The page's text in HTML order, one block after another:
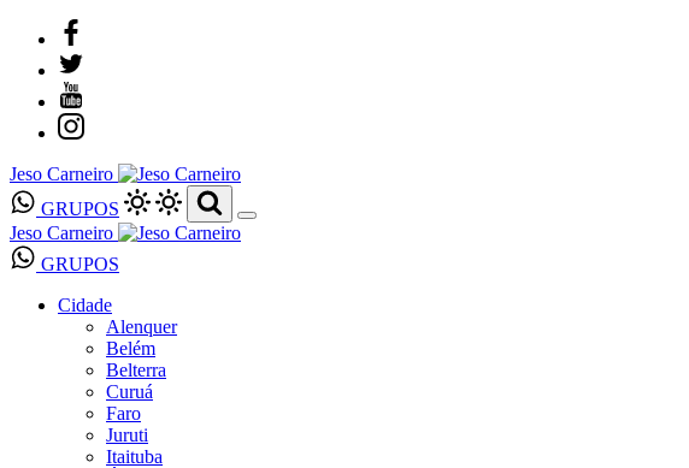
Jeso Carneiro
GRUPOS
Jeso Carneiro
GRUPOS
Cidade
Alenquer
Belém
Belterra
Curuá
Faro
Juruti
Itaituba